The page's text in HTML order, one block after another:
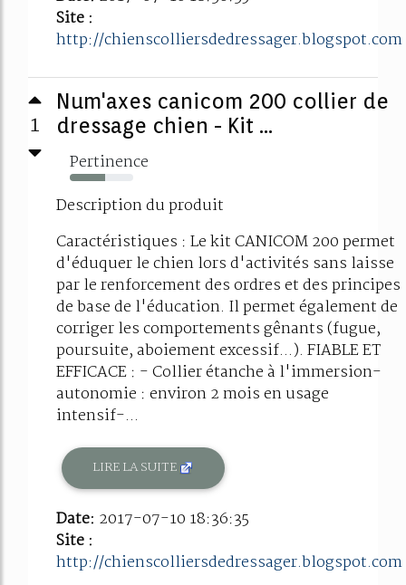
Site :
http://chienscolliersdedressager.blogspot.com
1
Num'axes canicom 200 collier de
dressage chien - Kit ...
Pertinence
56%
Description du produit
Caractéristiques : Le kit CANICOM 200 permet
d'éduquer le chien lors d'activités sans laisse
par le renforcement des ordres et des principes
de base de l'éducation. Il permet également de
corriger les comportements gênants (fugue,
poursuite, aboiement excessif...). FIABLE ET
EFFICACE : - Collier étanche à l'immersion-
autonomie : environ 2 mois en usage
intensif-...
LIRE LA SUITE
Date: 2017-07-10 18:36:35
Site :
http://chienscolliersdedressager.blogspot.com